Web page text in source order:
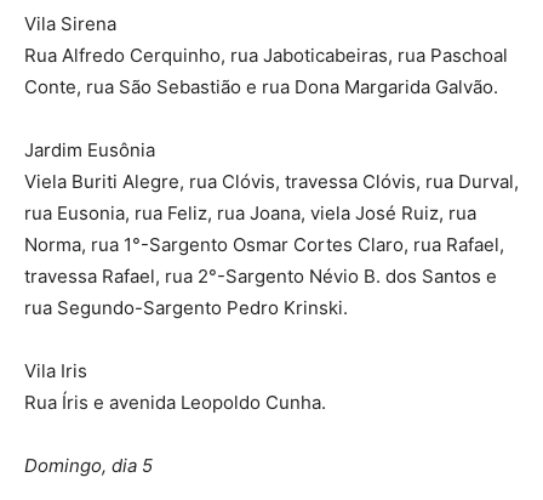
Vila Sirena
Rua Alfredo Cerquinho, rua Jaboticabeiras, rua Paschoal
Conte, rua São Sebastião e rua Dona Margarida Galvão.
Jardim Eusônia
Viela Buriti Alegre, rua Clóvis, travessa Clóvis, rua Durval,
rua Eusonia, rua Feliz, rua Joana, viela José Ruiz, rua
Norma, rua 1°-Sargento Osmar Cortes Claro, rua Rafael,
travessa Rafael, rua 2°-Sargento Névio B. dos Santos e
rua Segundo-Sargento Pedro Krinski.
Vila Iris
Rua Íris e avenida Leopoldo Cunha.
Domingo, dia 5